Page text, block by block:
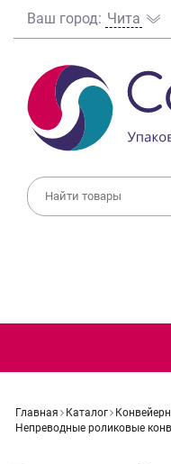
Ваш город: Чита
Главная Каталог
Непреводные роликовые